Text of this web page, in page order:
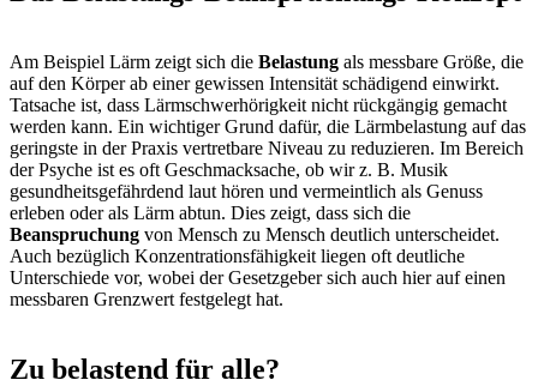
Am Beispiel Lärm zeigt sich die Belastung als messbare Größe, die
auf den Körper ab einer gewissen Intensität schädigend einwirkt.
Tatsache ist, dass Lärmschwerhörigkeit nicht rückgängig gemacht
werden kann. Ein wichtiger Grund dafür, die Lärmbelastung auf das
geringste in der Praxis vertretbare Niveau zu reduzieren. Im Bereich
der Psyche ist es oft Geschmacksache, ob wir z. B. Musik
gesundheitsgefährdend laut hören und vermeintlich als Genuss
erleben oder als Lärm abtun. Dies zeigt, dass sich die
Beanspruchung von Mensch zu Mensch deutlich unterscheidet.
Auch bezüglich Konzentrationsfähigkeit liegen oft deutliche
Unterschiede vor, wobei der Gesetzgeber sich auch hier auf einen
messbaren Grenzwert festgelegt hat.
Zu belastend für alle?